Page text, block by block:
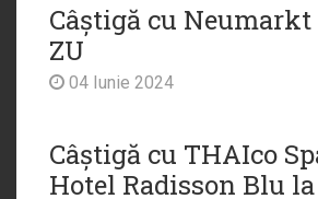
Câștigă cu Neumarkt
ZU
04 Iunie 2024
Câștigă cu THAIco
Hotel Radisson Blu